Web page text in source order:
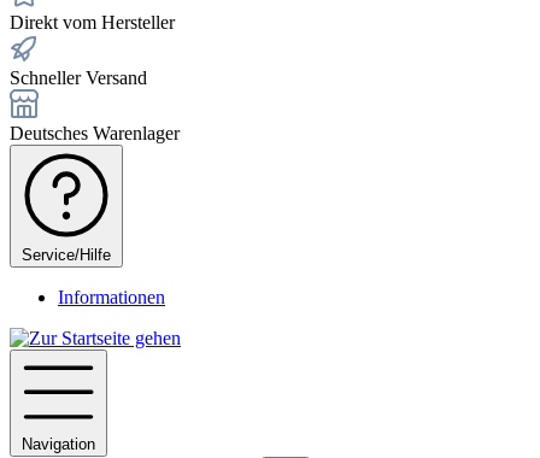
Direkt vom Hersteller
Schneller Versand
Deutsches Warenlager
Service/Hilfe
Informationen
Navigation